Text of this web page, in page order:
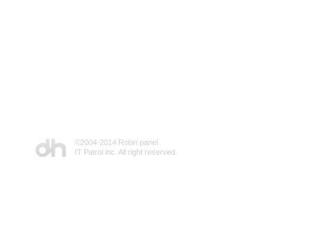
©2004-2014 Robin panel
IT Patrol inc. All right reserved.